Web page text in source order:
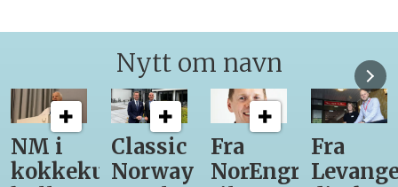
Nytt om navn
Classic
Norway
Fra
NorEngros
Fra
Levanger-
12